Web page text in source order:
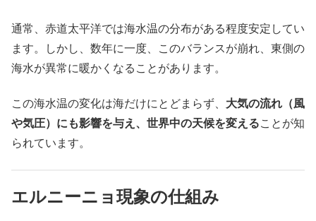
通常、赤道太平洋では海水温の分布がある程度安定してい
ます。しかし、数年に一度、このバランスが崩れ、東側の
海水が異常に暖かくなることがあります。
この海水温の変化は海だけにとどまらず、 大気の流れ（風
や気圧）にも影響を与え、世界中の天候を変えることが知
られています。
エルニーニョ現象の仕組み